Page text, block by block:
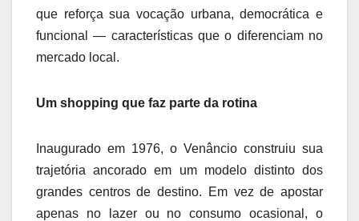
que reforça sua vocação urbana, democrática e
funcional — características que o diferenciam no
mercado local.
Um shopping que faz parte da rotina
Inaugurado em 1976, o Venâncio construiu sua
trajetória ancorado em um modelo distinto dos
grandes centros de destino. Em vez de apostar
apenas no lazer ou no consumo ocasional, o